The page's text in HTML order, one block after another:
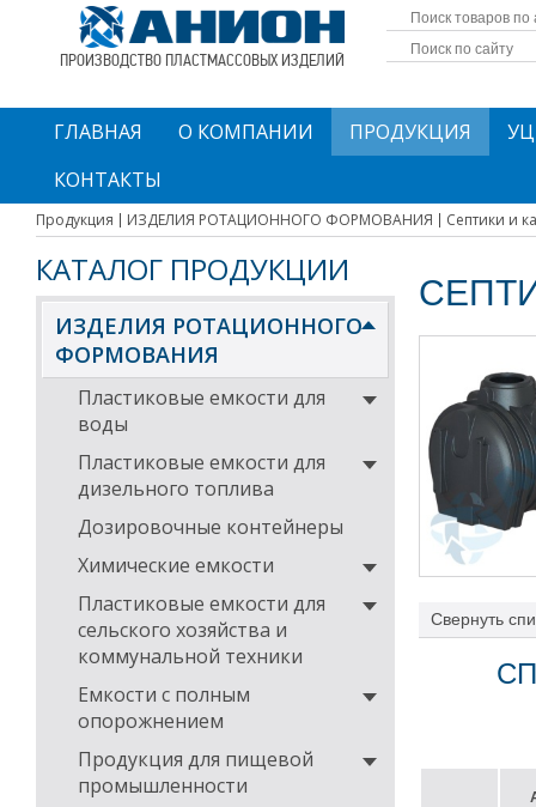
ПРОИЗВОДСТВО ПЛАСТМАССОВЫХ ИЗДЕЛИЙ
ГЛАВНАЯ О КОМПАНИИ ПРОДУКЦИЯ
КОНТАКТЫ
Продукция ИЗДЕЛИЯ РОТАЦИОННОГО ФОРМОВАНИЯ Септики и
КАТАЛОГ ПРОДУКЦИИ
ИЗДЕЛИЯ РОТАЦИОННОГО
ФОРМОВАНИЯ
Пластиковые емкости для
воды
Пластиковые емкости для
дизельного топлива
Дозировочные контейнеры
Химические емкости
Пластиковые емкости для
сельского хозяйства и
коммунальной техники
Емкости с полным
опорожнением
Продукция для пищевой
промышленности
требования:
засыпкой
Свернуть